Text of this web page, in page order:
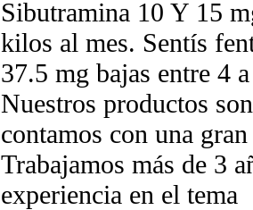
Sibutramina 10 Y 15
kilos al mes. Sentís
37.5 mg bajas entre 4
Nuestros productos
contamos con una
Trabajamos más de 3
experiencia en el tema